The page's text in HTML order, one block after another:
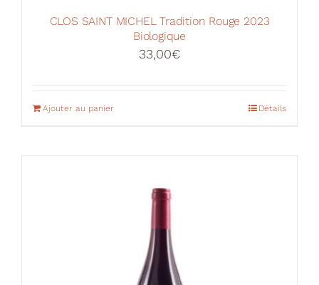
CLOS SAINT MICHEL Tradition Rouge 2023
Biologique
33,00€
Ajouter au panier Détails